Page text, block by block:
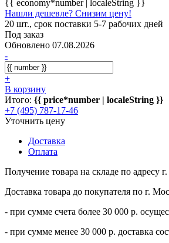
{{ economy*number | localeString }}
Нашли дешевле? Снизим цену!
20 шт., срок поставки 5-7 рабочих дней
Под заказ
Обновлено 07.08.2026
-
+
В корзину
Итого: {{ price*number | localeString }}
+7 (495) 787-17-46
Уточнить цену
Доставка
Оплата
Получение товара на складе по адресу
Доставка товара до покупателя по г.
- при сумме счета более 30 000 р.
- при сумме менее 30 000 р. доставка